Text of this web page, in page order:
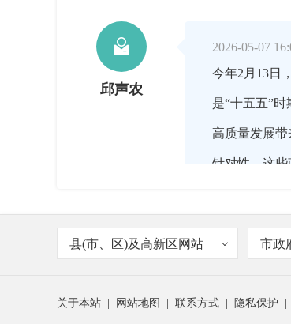

邱声农
2026-05-07
今年2月13日
是“十五五”
高质量发展
针对性，这些

主持人
2026-05-07
县(市、区)及高新区网站 市政
关于本站 网站地图 联系方式 隐私保护